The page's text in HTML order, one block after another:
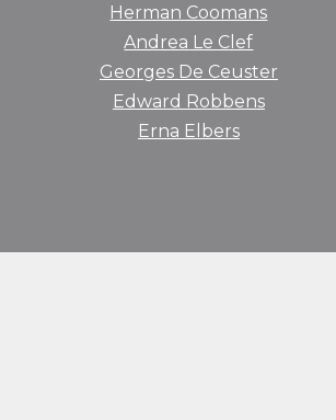
Herman Coomans
Andrea Le Clef
Georges De Ceuster
Edward Robbens
Erna Elbers